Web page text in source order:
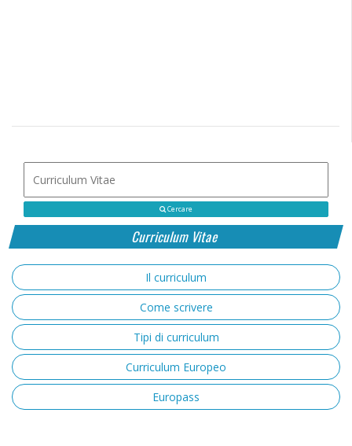
Cercare
Curriculum Vitae
Il curriculum
Come scrivere
Tipi di curriculum
Curriculum Europeo
Europass